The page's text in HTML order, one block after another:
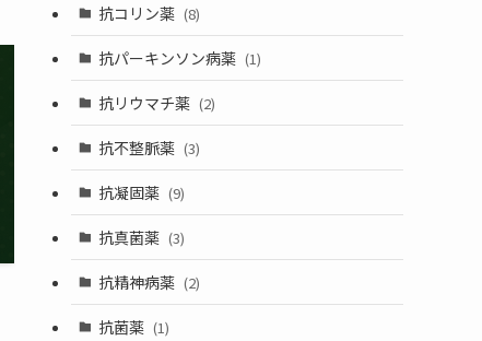
抗コリン薬 (8)
抗パーキンソン病薬 (1)
抗リウマチ薬 (2)
抗不整脈薬 (3)
抗凝固薬 (9)
抗真菌薬 (3)
抗精神病薬 (2)
抗菌薬 (1)